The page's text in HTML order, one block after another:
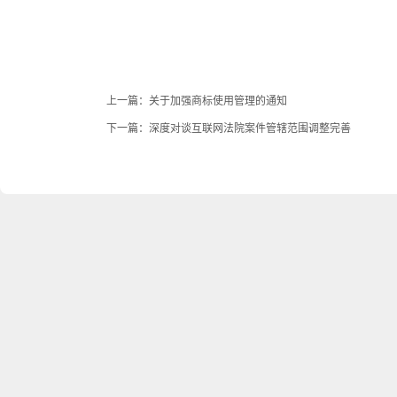
上一篇： 关于加强商标使用管理的通知
下一篇： 深度对谈互联网法院案件管辖范围调整完善